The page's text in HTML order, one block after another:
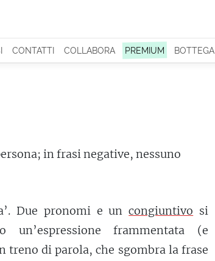
CONTATTI COLLABORA PREMIUM BOTTEGA
in frasi negative, nessuno
Due pronomi e uncongiuntivo si
un’espressione frammentata (e
treno di parola, che sgombra la frase